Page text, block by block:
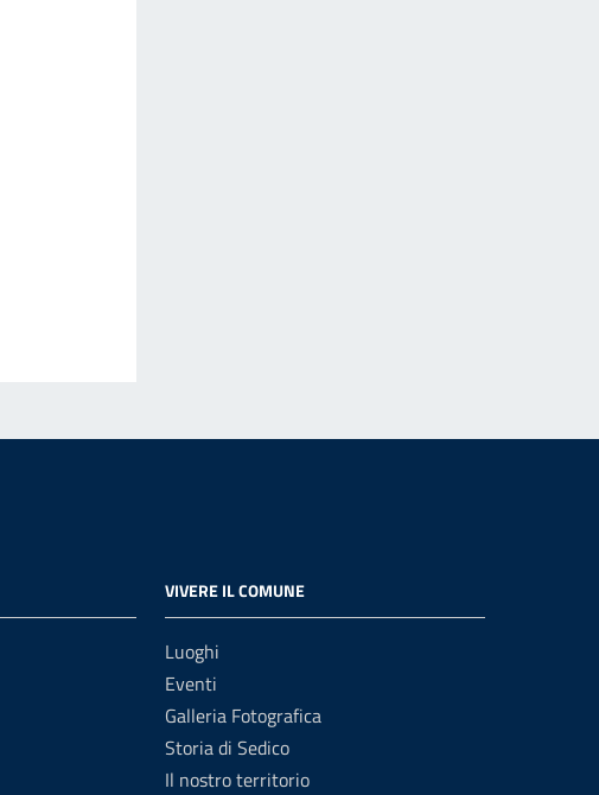
VIVERE IL COMUNE
Luoghi
Eventi
Galleria Fotografica
Storia di Sedico
Il nostro territorio